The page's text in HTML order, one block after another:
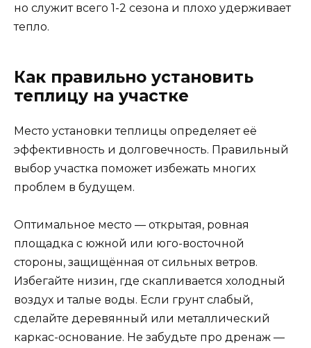
но служит всего 1-2 сезона и плохо удерживает
тепло.
Как правильно установить
теплицу на участке
Место установки теплицы определяет её
эффективность и долговечность. Правильный
выбор участка поможет избежать многих
проблем в будущем.
Оптимальное место — открытая, ровная
площадка с южной или юго-восточной
стороны, защищённая от сильных ветров.
Избегайте низин, где скапливается холодный
воздух и талые воды. Если грунт слабый,
сделайте деревянный или металлический
каркас-основание. Не забудьте про дренаж —